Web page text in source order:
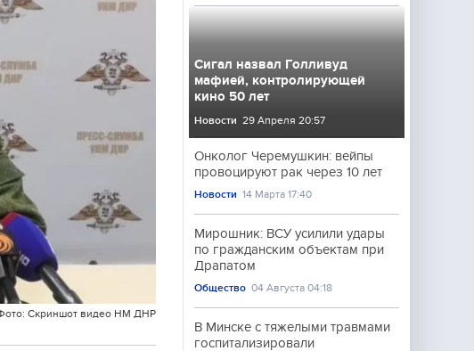
Скриншот видео НМ ДНР
Сигал назвал Голливуд
мафией, контролирующей
кино 50 лет
Новости 29 Апреля 20:57
Онколог Черемушкин: вейпы
провоцируют рак через 10 лет
Новости 14 Марта 17:40
Мирошник: ВСУ усилили удары
по гражданским объектам при
Драпатом
Общество 04 Августа 04:18
В Минске с тяжелыми травмами
госпитализировали